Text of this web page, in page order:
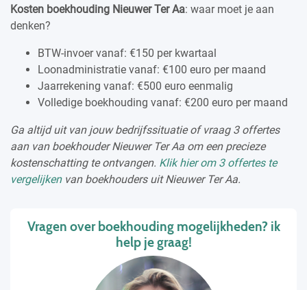
Kosten boekhouding Nieuwer Ter Aa: waar moet je aan
denken?
BTW-invoer vanaf: €150 per kwartaal
Loonadministratie vanaf: €100 euro per maand
Jaarrekening vanaf: €500 euro eenmalig
Volledige boekhouding vanaf: €200 euro per maand
Ga altijd uit van jouw bedrijfssituatie of vraag 3 offertes
aan van boekhouder Nieuwer Ter Aa om een precieze
kostenschatting te ontvangen. Klik hier om 3 offertes te
vergelijkenvan boekhouders uit Nieuwer Ter Aa.
Vragen over boekhouding mogelijkheden? ik
help je graag!